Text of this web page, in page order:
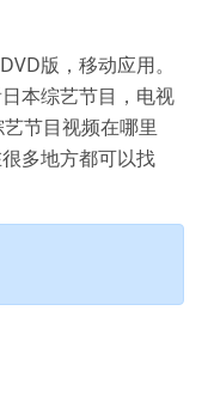
版，移动应用。
本综艺节目，电视
节目视频在哪里
多地方都可以找